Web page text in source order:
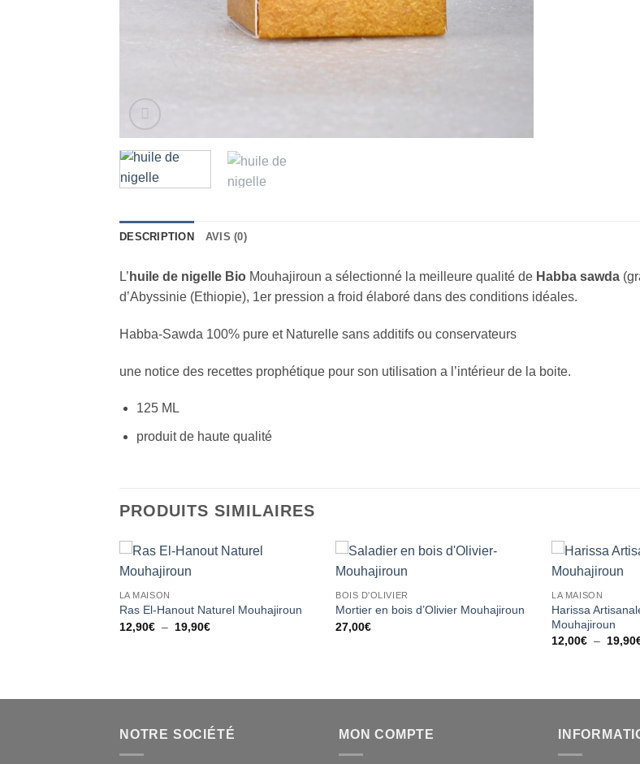
DESCRIPTION AVIS (0)
L’ huile de nigelle Bio Mouhajiroun a sélectionné la meilleure qualité de Habba sawda
d’Abyssinie (Ethiopie), 1er pression a froid élaboré dans des conditions idéales.
Habba-Sawda 100% pure et Naturelle sans additifs ou conservateurs
une notice des recettes prophétique pour son utilisation a l’intérieur de la boite.
125 ML
produit de haute qualité
PRODUITS SIMILAIRES
d’envies
LA MAISON
Ras El-Hanout Naturel Mouhajiroun
12,90€ – 19,90€Plage
d’envies
BOIS D'OLIVIER
Mortier en bois d’Olivier Mouhajiroun
27,00€
LA MAISON
Harissa
Mouhajiroun
12,00€ – 19,90
NOTRE SOCIÉTÉ MON COMPTE